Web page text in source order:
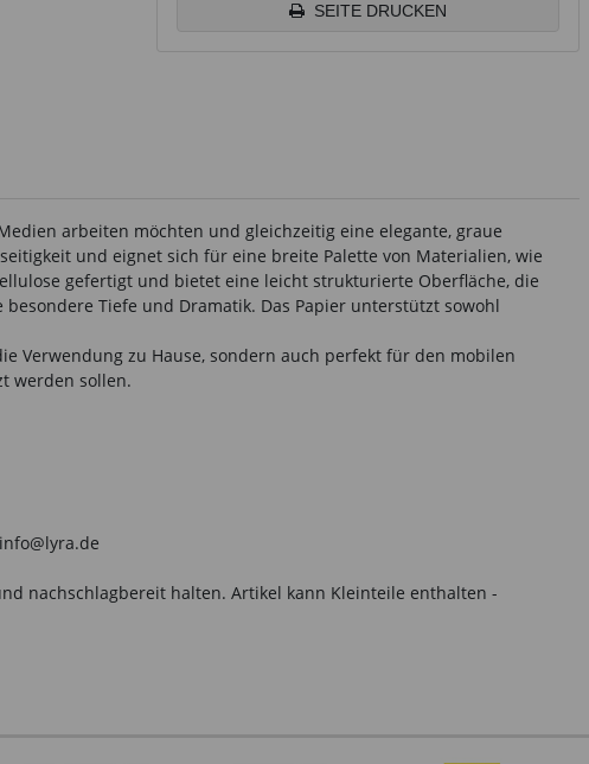
SEITE DRUCKEN
arbeiten möchten und gleichzeitig eine elegante, graue
und eignet sich für eine breite Palette von Materialien, wie
gefertigt und bietet eine leicht strukturierte Oberfläche, die
Tiefe und Dramatik. Das Papier unterstützt sowohl
Verwendung zu Hause, sondern auch perfekt für den mobilen
werden sollen.
nachschlagbereit halten. Artikel kann Kleinteile enthalten -